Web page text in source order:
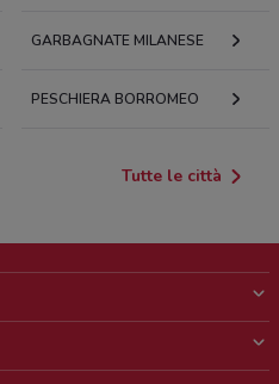
GARBAGNATE MILANESE
PESCHIERA BORROMEO
Tutte le città